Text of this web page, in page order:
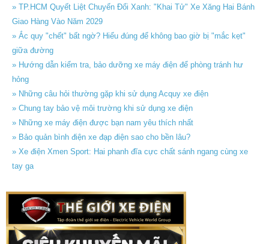
» TP.HCM Quyết Liệt Chuyển Đổi Xanh: "Khai Tử" Xe Xăng Hai Bánh
Giao Hàng Vào Năm 2029
» Ắc quy "chết" bất ngờ? Hiểu đúng để không bao giờ bị "mắc kẹt"
giữa đường
» Hướng dẫn kiểm tra, bảo dưỡng xe máy điện để phòng tránh hư
hỏng
» Những câu hỏi thường gặp khi sử dụng Acquy xe điện
» Chung tay bảo vệ môi trường khi sử dụng xe điện
» Những xe máy điện được bạn nam yêu thích nhất
» Bảo quản bình điện xe đạp điện sao cho bền lâu?
» Xe điện Xmen Sport: Hai phanh đĩa cực chất sánh ngang cùng xe
tay ga